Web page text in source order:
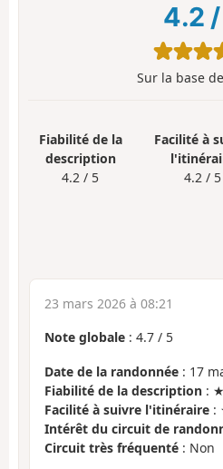
4.2 /
Sur la base de
Fiabilité de la
description
4.2 / 5
Facilité à
4.2 / 5
23 mars 2026 à 08:21
Note globale : 4.7 / 5
Date de la randonnée : 17
Fiabilité de la description :
Facilité à suivre l'itinéraire :
Intérêt du circuit de
Circuit très fréquenté : Non